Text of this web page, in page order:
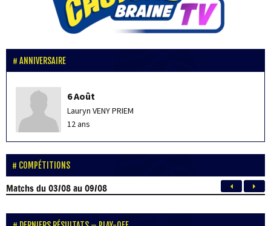
ANNIVERSAIRE
6 Août
Lauryn VENY PRIEM
12 ans
COMPÉTITIONS
Matchsdu 03/08 au 09/08